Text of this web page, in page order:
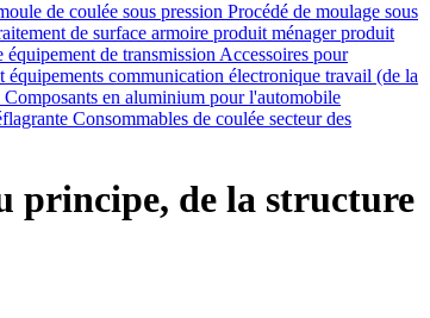
de coulée sous pression Procédé de moulage sous
de surface armoire produit ménagerproduit
équipement de transmission Accessoires pour
équipements communication électronique travail (de la
Composants en aluminium pour l'automobile
Consommables de coulée secteur des
principe, de la structure